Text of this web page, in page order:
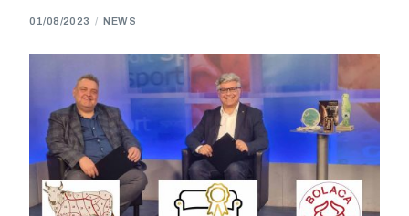
01/08/2023 NEWS
Contatti